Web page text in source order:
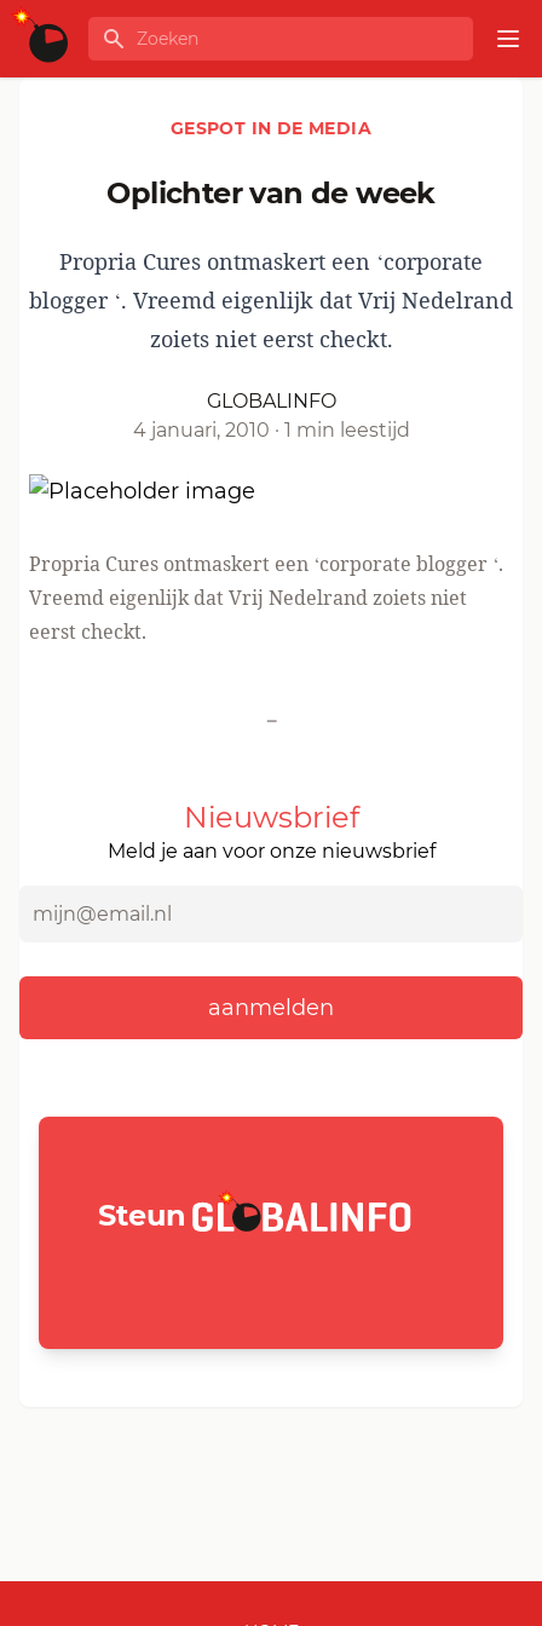
Ga naar de inhoud
GLOBALINFO
Zoeken
GESPOT IN DE MEDIA
oplichter van de week
Propria Cures ontmaskert een ‘corporate
blogger ‘. Vreemd eigenlijk dat Vrij Nedelrand
zoiets niet eerst checkt.
GLOBALINFO
4 januari, 2010 · 1 min leestijd
Propria Cures ontmaskert een ‘corporate blogger ‘.
Vreemd eigenlijk dat Vrij Nedelrand zoiets niet
eerst checkt.
-
Nieuwsbrief
Meld je aan voor onze nieuwsbrief
Steun GLOBALINFO.nl